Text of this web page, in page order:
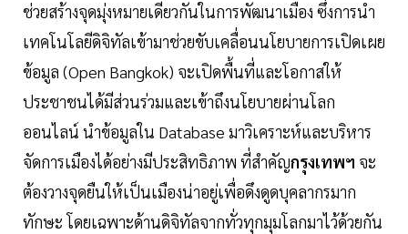
ช่วยสร้างจุดมุ่งหมายเดียวกันในการพัฒนาเมือง ซึ่งการนำ
เทคโนโลยีดิจิทัลเข้ามาช่วยขับเคลื่อนนโยบายการเปิดเผย
ข้อมูล (Open Bangkok) จะเปิดพื้นที่และโอกาสให้
ประชาชนได้มีส่วนร่วมและเข้าถึงนโยบายผ่านโลก
ออนไลน์ นำข้อมูลใน Database มาวิเคราะห์และบริหาร
จัดการเมืองได้อย่างมีประสิทธิภาพ ที่สำคัญกรุงเทพฯ จะ
ต้องวางจุดยืนให้เป็นเมืองน่าอยู่เพื่อดึงดูดบุคลากรมาก
ทักษะ โดยเฉพาะด้านดิจิทัลจากทั่วทุกมุมโลกมาไว้ด้วยกัน